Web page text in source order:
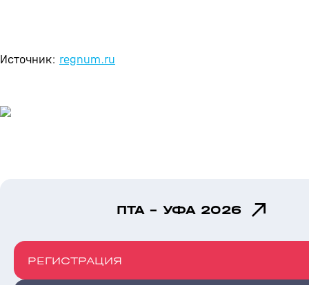
Источник: regnum.ru
ПТА - УФА 2026
РЕГИСТРАЦИЯ